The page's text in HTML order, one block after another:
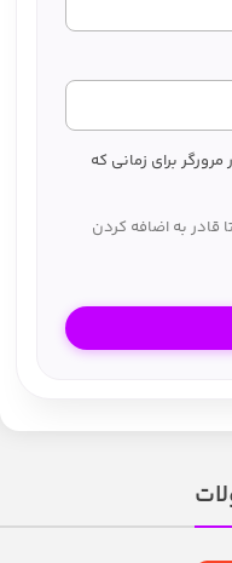
برای زمانی که
قادر به اضافه کردن